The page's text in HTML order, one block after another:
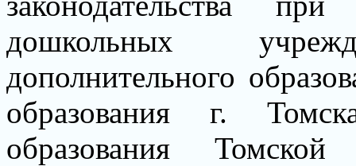
дошкольных
дополнительного
образования г.
образования